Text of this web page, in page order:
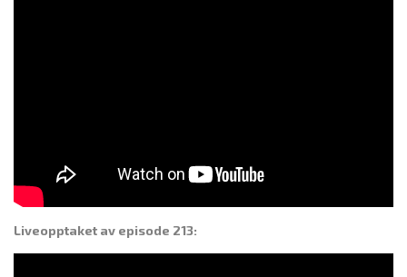
Liveopptaket av episode 213: